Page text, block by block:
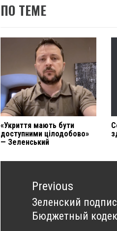
ПО ТЕМЕ
«Укриття мають бути
доступними цілодобово»
— Зеленський
Навигация
записямPrevious
Previous
post:
Зеленский
Бюджетный